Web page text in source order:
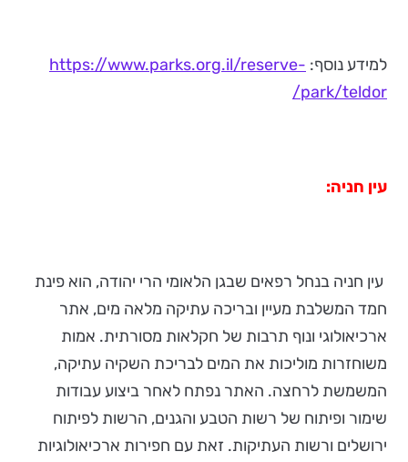
למידע נוסף: https://www.parks.org.il/reserve-
park/teldor/
עין חניה:
עין חניה בנחל רפאים שבגן הלאומי הרי יהודה, הוא פינת
חמד המשלבת מעיין ובריכה עתיקה מלאה מים, אתר
ארכיאולוגי ונוף תרבות של חקלאות מסורתית. אמות
משוחזרות מוליכות את המים לבריכת השקיה עתיקה,
המשמשת לרחצה. האתר נפתח לאחר ביצוע עבודות
שימור ופיתוח של רשות הטבע והגנים, הרשות לפיתוח
ירושלים ורשות העתיקות. זאת עם חפירות ארכיאולוגיות